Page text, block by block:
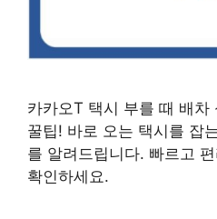
카카오T 택시 부를 때 배차
꿀팁! 바로 오는 택시를 잡
를 알려드립니다. 빠르고
확인하세요.